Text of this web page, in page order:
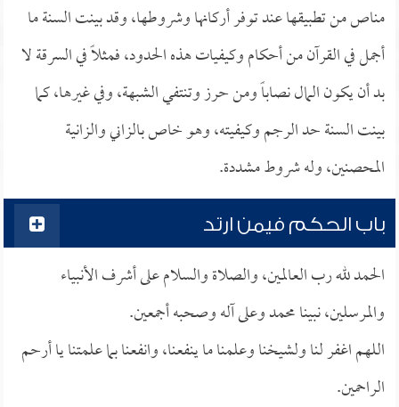
مناص من تطبيقها عند توفر أركانها وشروطها، وقد بينت السنة ما
أجمل في القرآن من أحكام وكيفيات هذه الحدود، فمثلاً في السرقة لا
بد أن يكون المال نصاباً ومن حرز وتنتفي الشبهة، وفي غيرها، كما
بينت السنة حد الرجم وكيفيته، وهو خاص بالزاني والزانية
المحصنين، وله شروط مشددة.
باب الحكم فيمن ارتد
الحمد لله رب العالمين، والصلاة والسلام على أشرف الأنبياء
والمرسلين، نبينا محمد وعلى آله وصحبه أجمعين.
اللهم اغفر لنا ولشيخنا وعلمنا ما ينفعنا، وانفعنا بما علمتنا يا أرحم
الراحمين.